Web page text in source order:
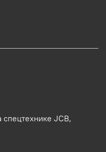
спецтехнике JCB,